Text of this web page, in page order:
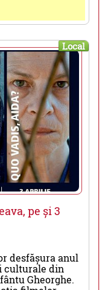
Local
pe și 3
desfășura anul
culturale din
Gheorghe.